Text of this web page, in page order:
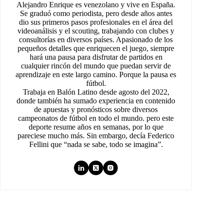
Alejandro Enrique es venezolano y vive en España.
Se graduó como periodista, pero desde años antes
dio sus primeros pasos profesionales en el área del
videoanálisis y el scouting, trabajando con clubes y
consultorías en diversos países. Apasionado de los
pequeños detalles que enriquecen el juego, siempre
hará una pausa para disfrutar de partidos en
cualquier rincón del mundo que puedan servir de
aprendizaje en este largo camino. Porque la pausa es
fútbol.
Trabaja en Balón Latino desde agosto del 2022,
donde también ha sumado experiencia en contenido
de apuestas y pronósticos sobre diversos
campeonatos de fútbol en todo el mundo. pero este
deporte resume años en semanas, por lo que
pareciese mucho más. Sin embargo, decía Federico
Fellini que “nada se sabe, todo se imagina”.